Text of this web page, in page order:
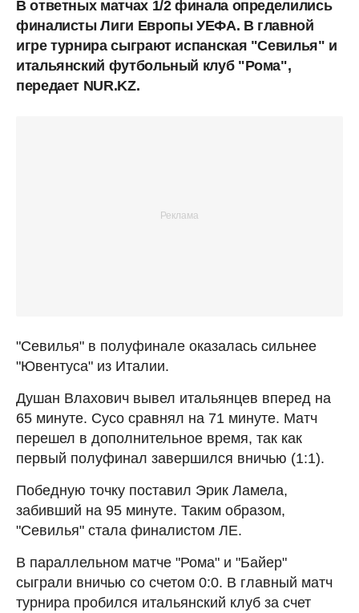
В ответных матчах 1/2 финала определились
финалисты Лиги Европы УЕФА. В главной
игре турнира сыграют испанская "Севилья" и
итальянский футбольный клуб "Рома",
передает NUR.KZ.
"Севилья" в полуфинале оказалась сильнее
"Ювентуса" из Италии.
Душан Влахович вывел итальянцев вперед на
65 минуте. Сусо сравнял на 71 минуте. Матч
перешел в дополнительное время, так как
первый полуфинал завершился вничью (1:1).
Победную точку поставил Эрик Ламела,
забивший на 95 минуте. Таким образом,
"Севилья" стала финалистом ЛЕ.
В параллельном матче "Рома" и "Байер"
сыграли вничью со счетом 0:0. В главный матч
турнира пробился итальянский клуб за счет